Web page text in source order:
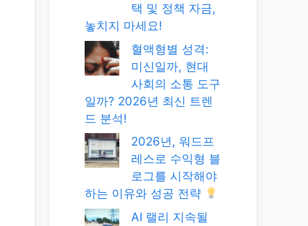
택 및 정책 자금,
놓치지 마세요!
혈액형별 성격:
미신일까, 현대
사회의 소통 도구
일까? 2026년 최신 트렌
드 분석!
2026년, 워드프
레스로 수익형 블
로그를 시작해야
하는 이유와 성공 전략
AI 랠리 지속될